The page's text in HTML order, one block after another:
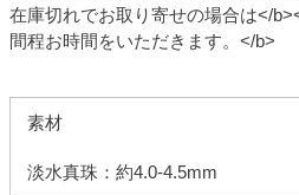
在庫切れでお取り寄せの場合は</
間程お時間をいただきます。</b>
素材
淡水真珠：約4.0-4.5mm